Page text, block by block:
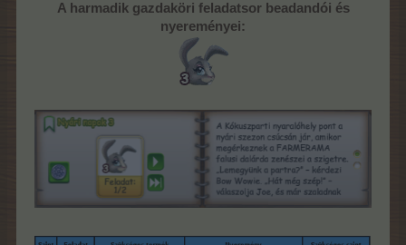
A harmadik gazdaköri feladatsor beadandói és
nyereményei: